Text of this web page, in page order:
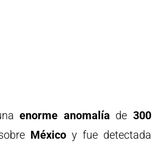
enorme anomalía de 300
México y fue detectada